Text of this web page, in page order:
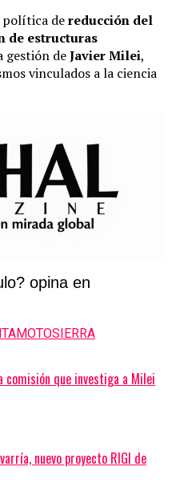
política dereducción del
de estructuras
gestión deJavier Milei,
vinculados a la ciencia
opina en
MOTOSIERRA
comisión que investiga a Milei
nuevo proyecto RIGI de